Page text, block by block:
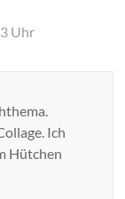
Uhr
Ich
Hütchen